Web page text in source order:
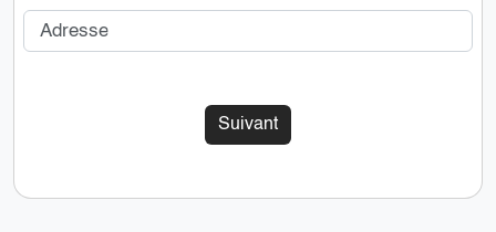
Adresse
Suivant